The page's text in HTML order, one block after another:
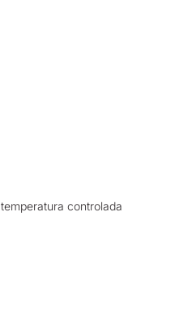
controlada